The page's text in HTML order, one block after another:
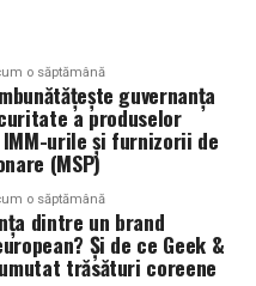
Oana Gherman,
City
specială în prezența
de la 17:30.
și actorii Sergiu
Gherman vor
o săptămână
guvernanța
a produselor
urile și furnizorii de
(MSP)
o săptămână
dintre un brand
Și de ce Geek &
trăsături coreene